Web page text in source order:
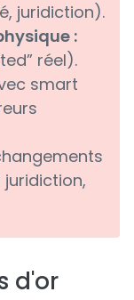
juridiction).
:
réel).
smart
d'or